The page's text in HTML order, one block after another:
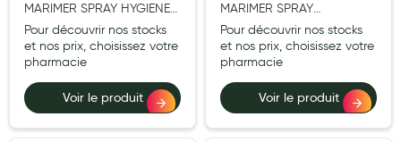
Soins jambes lourdes
Contention veineuse
Contactologie
Accessoires pieds et semelles
MARIMER SPRAY HYGIENE
NASALE ISOTONIQUE
100ML
Pour découvrir nos stocks
et nos prix, choisissez votre
pharmacie
Voir le produit
MARIMER SPRAY
HYPERTONIQUE NEZ
BOUCHE 100ML
Pour découvrir nos stocks
et nos prix, choisissez votre
pharmacie
Voir le produit